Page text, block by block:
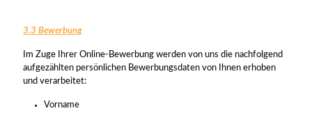
3.3 Bewerbung
Im Zuge Ihrer Online-Bewerbung werden von uns die nachfolgend
aufgezählten persönlichen Bewerbungsdaten von Ihnen erhoben
und verarbeitet:
Vorname